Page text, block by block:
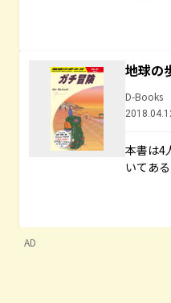
地球の
D-Books
本書は4
いてあ
AD